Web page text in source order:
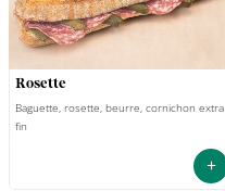
rosette
Baguette, rosette, beurre, cornichon extra
fin
+